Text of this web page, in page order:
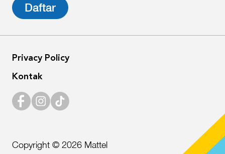
Daftar
Privacy Policy
Kontak
Copyright © 2026 Mattel